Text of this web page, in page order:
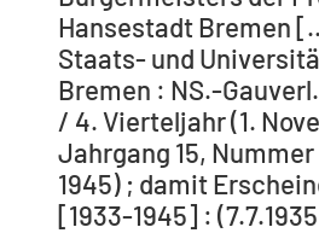
Hansestadt Bremen
Staats- und
Bremen : NS.-
/ 4. Vierteljahr (1.
Jahrgang 15,
1945) ; damit
[1933-1945] :